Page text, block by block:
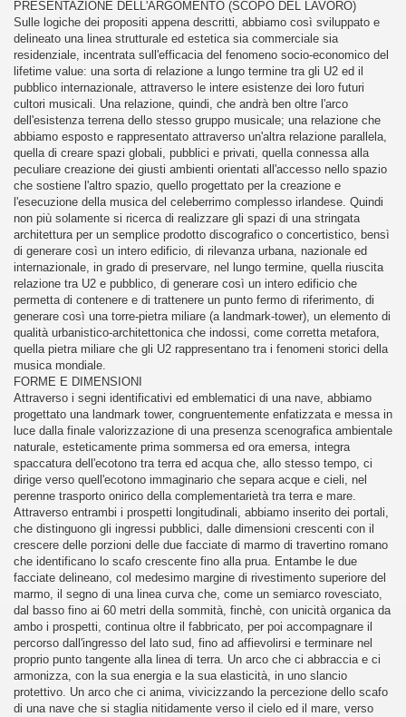
PRESENTAZIONE DELL'ARGOMENTO (SCOPO DEL LAVORO)
Sulle logiche dei propositi appena descritti, abbiamo così sviluppato e
delineato una linea strutturale ed estetica sia commerciale sia
residenziale, incentrata sull'efficacia del fenomeno socio-economico del
lifetime value: una sorta di relazione a lungo termine tra gli U2 ed il
pubblico internazionale, attraverso le intere esistenze dei loro futuri
cultori musicali. Una relazione, quindi, che andrà ben oltre l'arco
dell'esistenza terrena dello stesso gruppo musicale; una relazione che
abbiamo esposto e rappresentato attraverso un'altra relazione parallela,
quella di creare spazi globali, pubblici e privati, quella connessa alla
peculiare creazione dei giusti ambienti orientati all'accesso nello spazio
che sostiene l'altro spazio, quello progettato per la creazione e
l'esecuzione della musica del celeberrimo complesso irlandese. Quindi
non più solamente si ricerca di realizzare gli spazi di una stringata
architettura per un semplice prodotto discografico o concertistico, bensì
di generare così un intero edificio, di rilevanza urbana, nazionale ed
internazionale, in grado di preservare, nel lungo termine, quella riuscita
relazione tra U2 e pubblico, di generare così un intero edificio che
permetta di contenere e di trattenere un punto fermo di riferimento, di
generare così una torre-pietra miliare (a landmark-tower), un elemento di
qualità urbanistico-architettonica che indossi, come corretta metafora,
quella pietra miliare che gli U2 rappresentano tra i fenomeni storici della
musica mondiale.
FORME E DIMENSIONI
Attraverso i segni identificativi ed emblematici di una nave, abbiamo
progettato una landmark tower, congruentemente enfatizzata e messa in
luce dalla finale valorizzazione di una presenza scenografica ambientale
naturale, esteticamente prima sommersa ed ora emersa, integra
spaccatura dell'ecotono tra terra ed acqua che, allo stesso tempo, ci
dirige verso quell'ecotono immaginario che separa acque e cieli, nel
perenne trasporto onirico della complementarietà tra terra e mare.
Attraverso entrambi i prospetti longitudinali, abbiamo inserito dei portali,
che distinguono gli ingressi pubblici, dalle dimensioni crescenti con il
crescere delle porzioni delle due facciate di marmo di travertino romano
che identificano lo scafo crescente fino alla prua. Entambe le due
facciate delineano, col medesimo margine di rivestimento superiore del
marmo, il segno di una linea curva che, come un semiarco rovesciato,
dal basso fino ai 60 metri della sommità, finchè, con unicità organica da
ambo i prospetti, continua oltre il fabbricato, per poi accompagnare il
percorso dall'ingresso del lato sud, fino ad affievolirsi e terminare nel
proprio punto tangente alla linea di terra. Un arco che ci abbraccia e ci
armonizza, con la sua energia e la sua elasticità, in uno slancio
protettivo. Un arco che ci anima, vivicizzando la percezione dello scafo
di una nave che si staglia nitidamente verso il cielo ed il mare, verso